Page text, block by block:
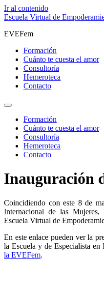
Ir al contenido
Escuela Virtual de
EVEFem
Formación
Cuánto te cuesta el amor
Consultoría
Hemeroteca
Contacto
Formación
Cuánto te cuesta el amor
Consultoría
Hemeroteca
Contacto
Inauguración
Coincidiendo con este 8 de
Internacional de las Mujeres,
Escuela Virtual de
En este enlace pueden ver la
la Escuela y de Especialista
la EVEFem.